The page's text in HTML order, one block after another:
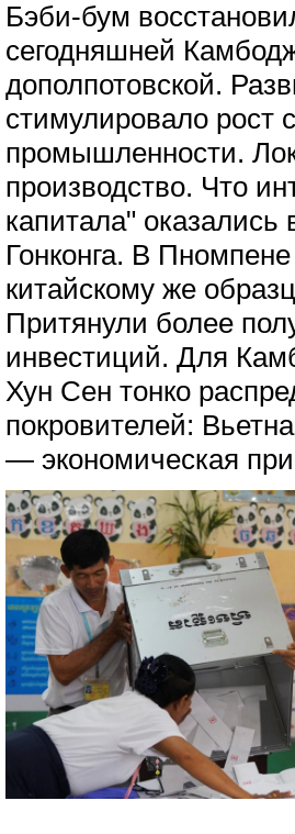
Бэби-бум
сегодняшней
дополпотовской.
стимулировало рост
промышленности.
производство. Что
капитала"
Гонконга. В
китайскому же
Притянули более
инвестиций. Для
Хун Сен тонко
покровителей:
— экономическая